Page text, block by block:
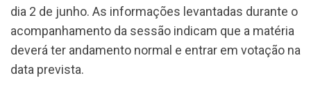
dia 2 de junho. As informações levantadas durante o
acompanhamento da sessão indicam que a matéria
deverá ter andamento normal e entrar em votação na
data prevista.